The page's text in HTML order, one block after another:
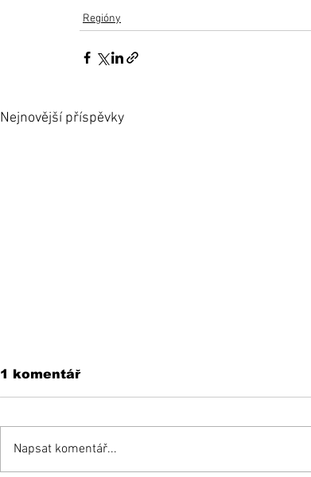
Regióny
Nejnovější příspěvky
1 komentář
Napsat komentář...